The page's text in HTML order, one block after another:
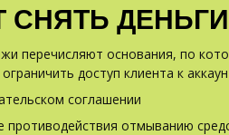
СНЯТЬ
перечисляют основания, по
доступ клиента к
соглашении
противодействия отмыванию